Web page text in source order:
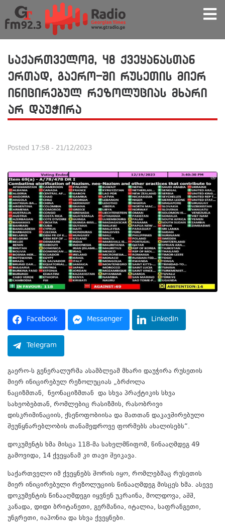
საქართველომ, 48 ქვეყანასთან
ერთად, გაერო-ში რუსეთის მიერ
ინიცირებულ რეზოლუციას მხარი
არ დაუჭირა
Posted 17:58 - 21/12/2023
Facebook Messenger LinkedIn
Telegram
გაერო-ს გენერალურმა ასამბლეამ მხარი დაუჭირა რუსეთის
მიერ ინიცირებულ რეზოლუციას „ბრძოლა
ნაციზმთან, ნეონაციზმთან და სხვა პრაქტიკის სხვა
სახეობებთან, რომლებიც რასიზმის, რასობრივი
დისკრიმინაციის, ქსენოფობიისა და მათთან დაკავშირებული
შეუწყნარებლობის თანამედროვე ფორმებს ახალისებს“.
დოკუმენტს ხმა მისცა 118-მა სახელმწიფომ, წინააღმდეგ 49
გამოვიდა, 14 ქვეყანამ კი თავი შეიკავა.
საქართველო იმ ქვეყნებს შორის იყო, რომლებმაც რუსეთის
მიერ ინიცირებული რეზოლუციის წინააღმდეგ მისცეს ხმა. ასევე
დოკუმენტის წინააღმდეგი იყვნენ უკრაინა, მოლდოვა, აშშ,
კანადა, დიდი ბრიტანეთი, გერმანია, იტალია, საფრანგეთი,
უნგრეთი, იაპონია და სხვა ქვეყნები.